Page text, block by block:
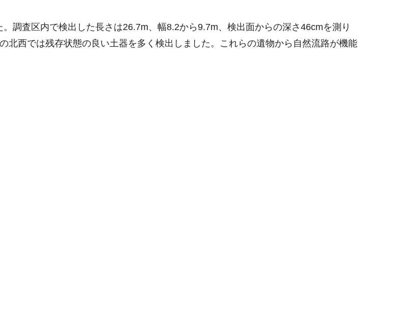
調査区内で検出した長さは26.7m、幅8.2から9.7m、検出面からの深さ46cmを測り
北西では残存状態の良い土器を多く検出しました。これらの遺物から自然流路が機能